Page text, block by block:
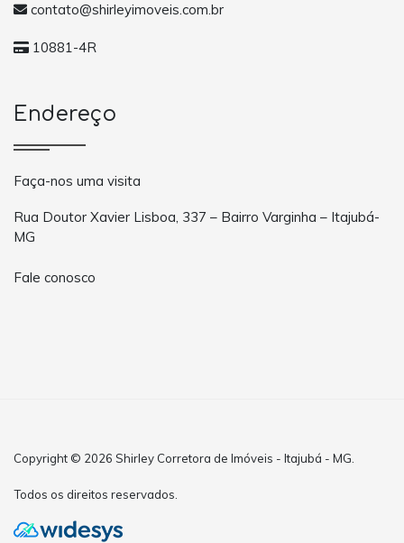
contato@shirleyimoveis.com.br
10881-4R
Endereço
Faça-nos uma visita
Rua Doutor Xavier Lisboa, 337 – Bairro Varginha – Itajubá-
MG
Fale conosco
Copyright © 2026 Shirley Corretora de Imóveis - Itajubá - MG.
Todos os direitos reservados.